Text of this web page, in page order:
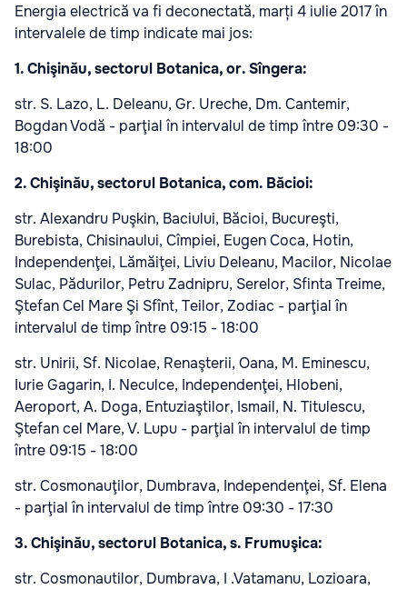
Energia electrică va fi deconectată, marți 4 iulie 2017 în
intervalele de timp indicate mai jos:
1. Chişinău, sectorul Botanica, or. Sîngera:
str. S. Lazo, L. Deleanu, Gr. Ureche, Dm. Cantemir,
Bogdan Vodă - parţial în intervalul de timp între 09:30 -
18:00
2. Chişinău, sectorul Botanica, com. Băcioi:
str. Alexandru Puşkin, Baciului, Băcioi, Bucureşti,
Burebista, Chisinaului, Cîmpiei, Eugen Coca, Hotin,
Independenţei, Lămăiţei, Liviu Deleanu, Macilor, Nicolae
Sulac, Pădurilor, Petru Zadnipru, Serelor, Sfinta Treime,
Ştefan Cel Mare Şi Sfînt, Teilor, Zodiac - parţial în
intervalul de timp între 09:15 - 18:00
str. Unirii, Sf. Nicolae, Renaşterii, Oana, M. Eminescu,
Iurie Gagarin, I. Neculce, Independenţei, Hlobeni,
Aeroport, A. Doga, Entuziaştilor, Ismail, N. Titulescu,
Ştefan cel Mare, V. Lupu - parţial în intervalul de timp
între 09:15 - 18:00
str. Cosmonauţilor, Dumbrava, Independenţei, Sf. Elena
- parţial în intervalul de timp între 09:30 - 17:30
3. Chişinău, sectorul Botanica, s. Frumuşica:
str. Cosmonautilor, Dumbrava, I .Vatamanu, Lozioara,